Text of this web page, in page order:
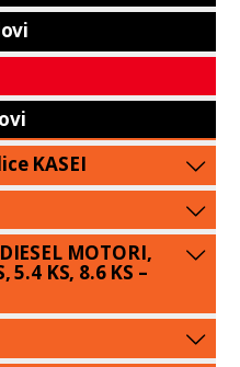
KASEI
MOTORI,
5.4 KS, 8.6 KS –